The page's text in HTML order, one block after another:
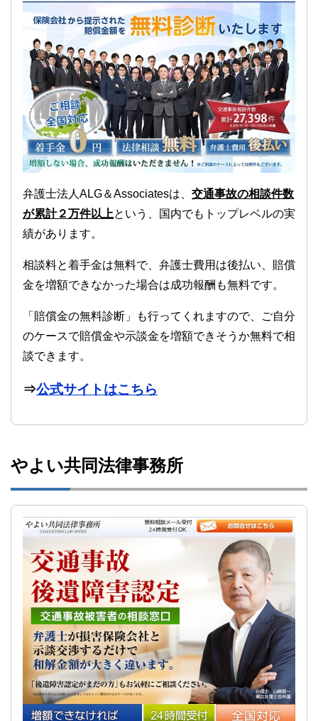
弁護士法人ALG＆Associatesは、 交通事故の相談件数
が累計２万件以上という、国内でもトップレベルの実
績があります。
相談料と着手金は無料で、弁護士費用は後払い、賠償
金を増額できなかった場合は成功報酬も無料です。
「賠償金の無料診断」も行ってくれますので、ご自分
のケースで賠償金や示談金を増額できそうか無料で相
談できます。
⇒公式サイトはこちら
やよい共同法律事務所